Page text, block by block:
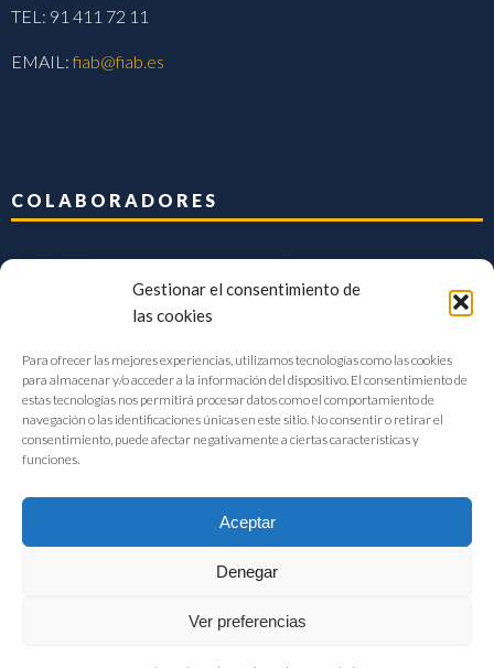
Gestionar el consentimiento de
las cookies
Para ofrecer las mejores experiencias, utilizamos tecnologías como las cookies
para almacenar y/o acceder a la información del dispositivo. El consentimiento de
estas tecnologías nos permitirá procesar datos como el comportamiento de
navegación o las identificaciones únicas en este sitio. No consentir o retirar el
consentimiento, puede afectar negativamente a ciertas características y
funciones.
Aceptar
Denegar
Ver preferencias
TEL: 91 411 72 11
EMAIL:fiab@fiab.es
COLABORADORES
FIAB Federación Española de Industrias de la Alimentación y Bebidas